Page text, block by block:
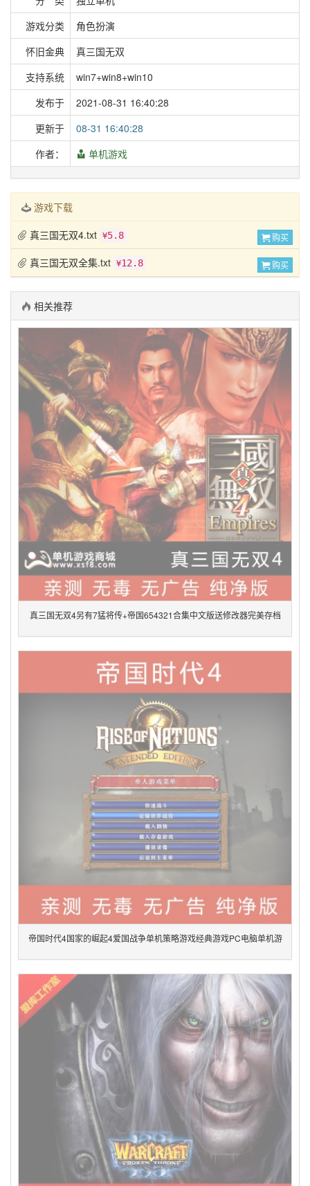
游戏分类
角色扮演
怀旧金典
真三国无双
支持系统
win7+win8+win10
发布于
2021-08-31 16:40:28
更新于
08-31 16:40:28
作者：
单机游戏
游戏下载
购买
真三国无双4.txt ¥5.8
购买
真三国无双全集.txt ¥12.8
相关推荐
真三国无双4另有7猛将传+帝国654321合集中文版送修改器完美存档
帝国时代4国家的崛起4爱国战争单机策略游戏经典游戏PC电脑单机游